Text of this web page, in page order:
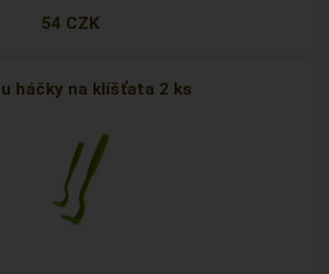
54 CZK
háčky na klíšťata 2 ks